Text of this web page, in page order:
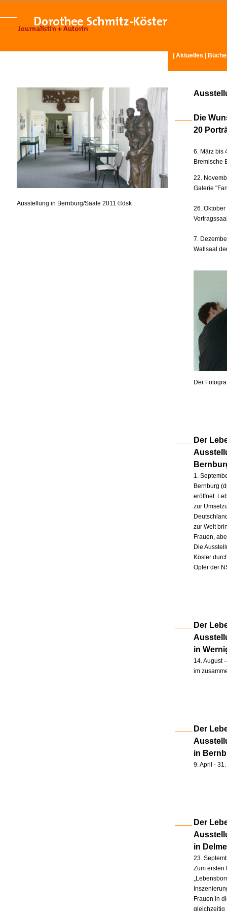
Aktuelles
Ausstellung in Bernburg/Saale 2011 ©dsk
Die
20
6. März bis
Bremische
22.
Galerie
26.
7.
Wallsaal
Der
Der
1.
Bernburg
eröffnet.
zur
zur Welt
Frauen,
Die
Köster
Opfer der
Der
in
14. August
im
Der
in
9. April -
Der
in
23.
Zum ersten
Frauen in
gleichzeitig